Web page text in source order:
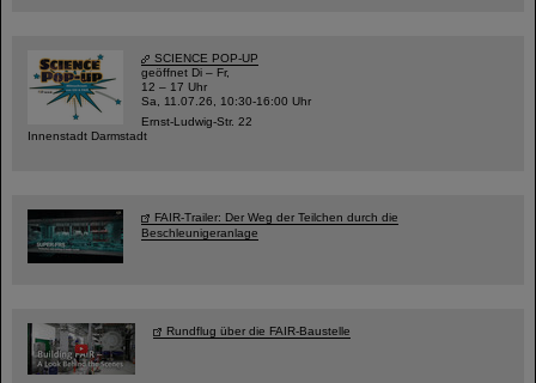
SCIENCE POP-UP
geöffnet Di – Fr,
12 – 17 Uhr
Sa, 11.07.26, 10:30-16:00 Uhr
Ernst-Ludwig-Str. 22
Innenstadt Darmstadt
FAIR-Trailer: Der Weg der Teilchen durch die
Beschleunigeranlage
Rundflug über die FAIR-Baustelle